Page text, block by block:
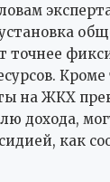
точнее
на ЖКХ
дохода,
как